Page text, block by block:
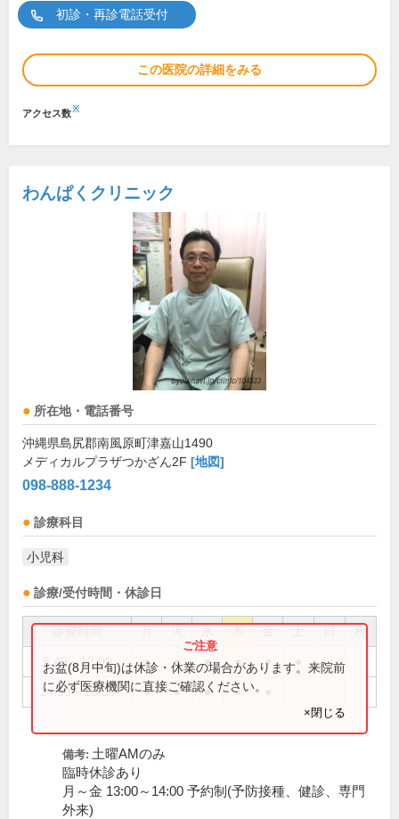
初診・再診電話受付
この医院の詳細をみる
アクセス数※
わんぱくクリニック
所在地・電話番号
沖縄県島尻郡南風原町津嘉山1490
メディカルプラザつかざん2F [地図]
098-888-1234
診療科目
小児科
診療/受付時間・休診日
祝
8:45～12:00 ● ● ● ● ●
14:30～18:00 ● ● ● ●
お盆(8月中旬)は休診・休業の場合があります。来院前
に必ず医療機関に直接ご確認ください。
×閉じる
備考: 土曜AMのみ
臨時休診あり
月～金 13:00～14:00 予約制(予防接種、健診、専門
外来)